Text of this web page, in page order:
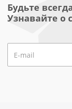
Будьте
Узнавайте о